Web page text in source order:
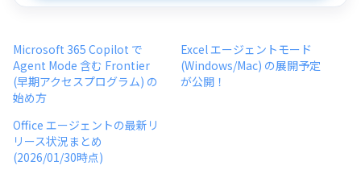
Microsoft 365 Copilot で
Agent Mode 含む Frontier
(早期アクセスプログラム) の
始め方
Excel エージェントモード
(Windows/Mac) の展開予定
が公開！
Office エージェントの最新リ
リース状況まとめ
(2026/01/30時点)